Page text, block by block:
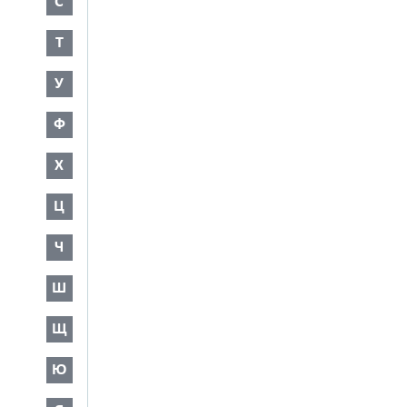
Т
У
Ф
Х
Ц
Ч
Ш
Щ
Ю